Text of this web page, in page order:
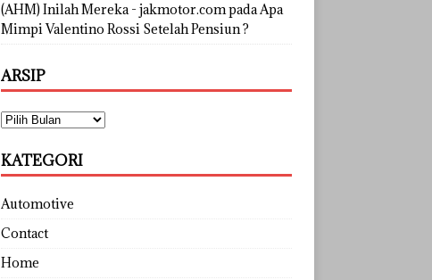
(AHM) Inilah Mereka - jakmotor.compadaApa
Mimpi Valentino Rossi Setelah Pensiun ?
ARSIP
KATEGORI
Automotive
Contact
Home